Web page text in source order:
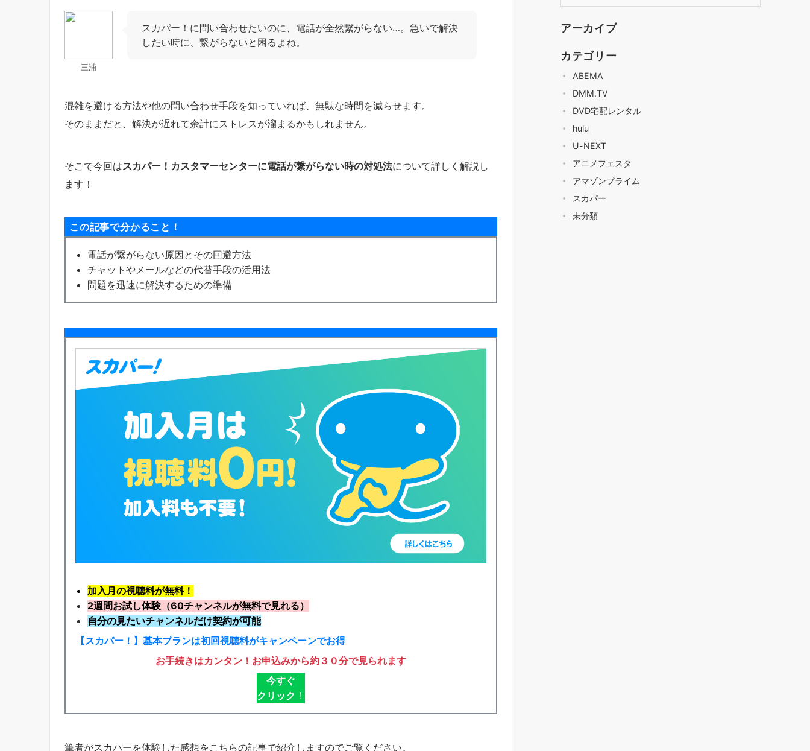
三浦
スカパー！に問い合わせたいのに、電話が全然繋がらない…。急いで解決
したい時に、繋がらないと困るよね。
混雑を避ける方法や他の問い合わせ手段を知っていれば、無駄な時間を減らせます。
そのままだと、解決が遅れて余計にストレスが溜まるかもしれません。
そこで今回はスカパー！カスタマーセンターに電話が繋がらない時の対処法について詳しく解説し
ます！
この記事で分かること！
電話が繋がらない原因とその回避方法
チャットやメールなどの代替手段の活用法
問題を迅速に解決するための準備
加入月の視聴料が無料！
2週間お試し体験（60チャンネルが無料で見れる）
自分の見たいチャンネルだけ契約が可能
【スカパー！】基本プランは初回視聴料がキャンペーンでお得
お手続きはカンタン！お申込みから約３０分で見られます
今すぐ
クリック ！
筆者がスカパーを体験した感想をこちらの記事で紹介しますのでご覧ください。
アーカイブ
カテゴリー
ABEMA
DMM.TV
DVD宅配レンタル
hulu
U-NEXT
アニメフェスタ
アマゾンプライム
スカパー
未分類